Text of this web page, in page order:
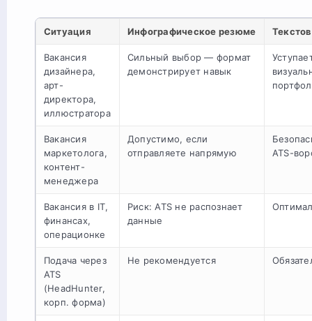
Ситуация Инфографическое резюме
Вакансия
дизайнера,
арт-
директора,
иллюстратора
Сильный выбор — формат
демонстрирует навык
Вакансия
маркетолога,
контент-
менеджера
Допустимо, если
отправляете напрямую
ATS-
Вакансия в IT,
финансах,
операционке
Риск: ATS не распознает
данные
Подача через
ATS
(HeadHunter,
корп. форма)
Не рекомендуется